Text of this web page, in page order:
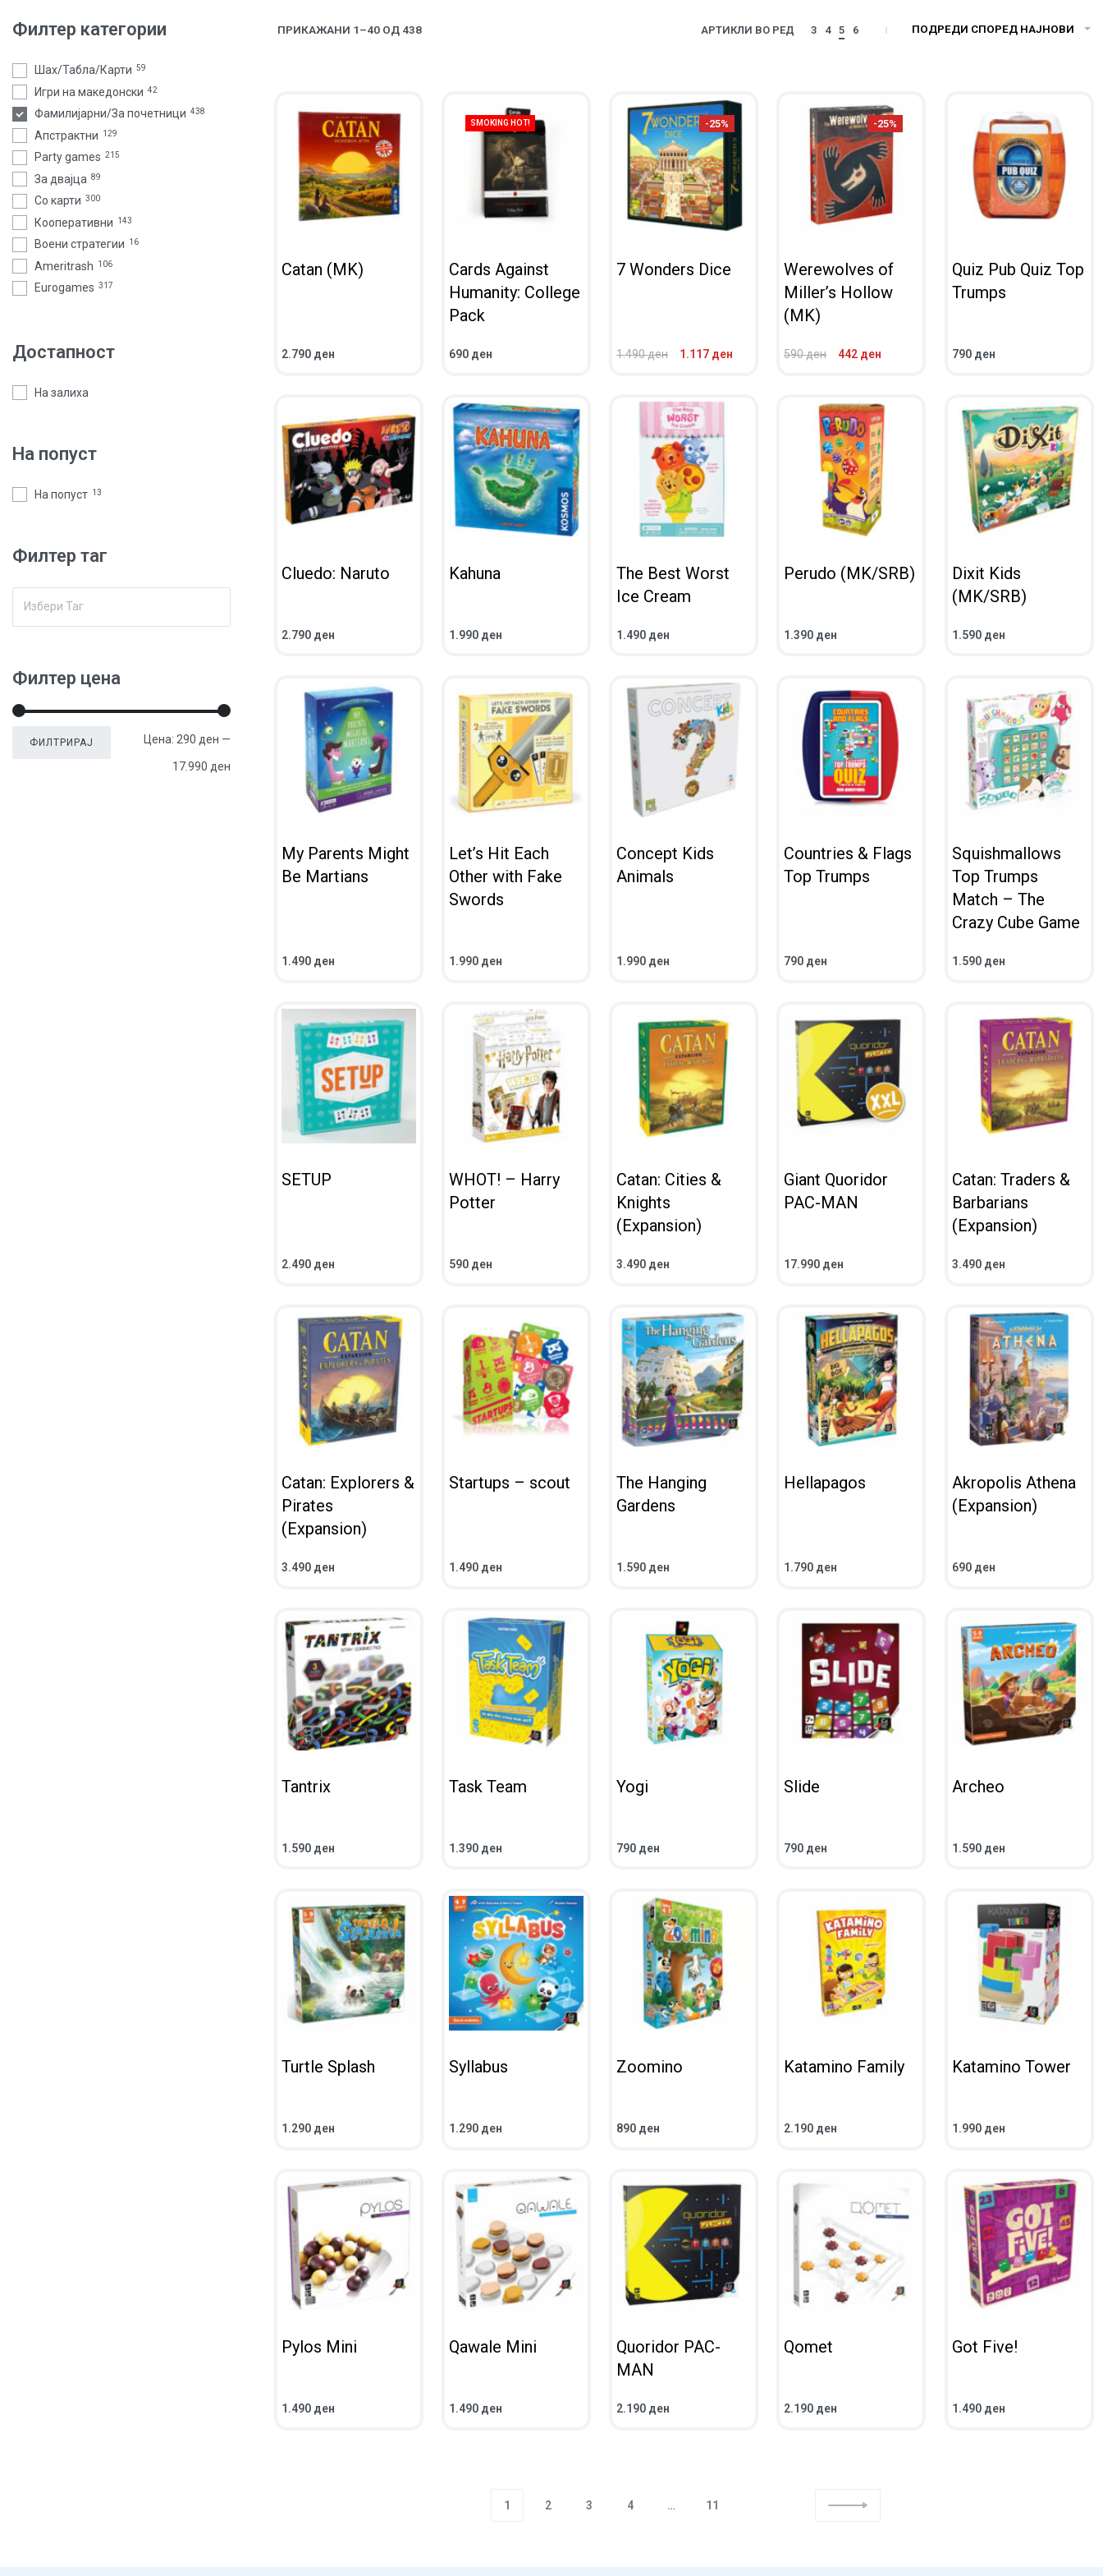
Филтер категории
Шах/Табла/Карти 59
Игри на македонски 42
Фамилијарни/За почетници 438
Апстрактни 129
Party games 215
За двајца 89
Со карти 300
Кооперативни 143
Воени стратегии 16
Ameritrash 106
Eurogames 317
Достапност
На залиха
На попуст
На попуст 13
Филтер таг
Филтер цена
ФИЛТРИРАЈ Цена: 290 ден —
17.990 ден
ПРИКАЖАНИ 1–40 ОД 438 АРТИКЛИ ВО РЕД 3 4 5 6 ПОДРЕДИ СПОРЕД НАЈНОВИ
Catan (MK)
2.790 ден
ВО КОШНИЧКА
SMOKING HOT!
Cards Against
Humanity: College
Pack
690 ден
ВО КОШНИЧКА
-25%
7 Wonders Dice
1.490ден 1.117 ден
ВО КОШНИЧКА
-25%
Werewolves of
Miller’s Hollow
(MK)
590ден 442 ден
ВО КОШНИЧКА
Quiz Pub Quiz Top
Trumps
790 ден
ВО КОШНИЧКА
Cluedo: Naruto
2.790 ден
ВО КОШНИЧКА
Kahuna
1.990 ден
ВО КОШНИЧКА
The Best Worst
Ice Cream
1.490 ден
ВО КОШНИЧКА
Perudo (MK/SRB)
1.390 ден
ВО КОШНИЧКА
Dixit Kids
(MK/SRB)
1.590 ден
ВО КОШНИЧКА
My Parents Might
Be Martians
1.490 ден
ВО КОШНИЧКА
Let’s Hit Each
Other with Fake
Swords
1.990 ден
ВО КОШНИЧКА
Concept Kids
Animals
1.990 ден
ВО КОШНИЧКА
Countries & Flags
Top Trumps
790 ден
ВО КОШНИЧКА
Squishmallows
Top Trumps
Match – The
Crazy Cube Game
1.590 ден
ВО КОШНИЧКА
SETUP
2.490 ден
ВО КОШНИЧКА
WHOT! – Harry
Potter
590 ден
ВО КОШНИЧКА
Catan: Cities &
Knights
(Expansion)
3.490 ден
ВО КОШНИЧКА
Giant Quoridor
PAC-MAN
17.990 ден
ВО КОШНИЧКА
Catan: Traders &
Barbarians
(Expansion)
3.490 ден
ВО КОШНИЧКА
Catan: Explorers &
Pirates
(Expansion)
3.490 ден
ВО КОШНИЧКА
Startups – scout
1.490 ден
ВО КОШНИЧКА
The Hanging
Gardens
1.590 ден
ВО КОШНИЧКА
Hellapagos
1.790 ден
ВО КОШНИЧКА
Akropolis Athena
(Expansion)
690 ден
ВО КОШНИЧКА
Tantrix
1.590 ден
ВО КОШНИЧКА
Task Team
1.390 ден
ВО КОШНИЧКА
Yogi
790 ден
ВО КОШНИЧКА
Slide
790 ден
ВО КОШНИЧКА
Archeo
1.590 ден
ВО КОШНИЧКА
Turtle Splash
1.290 ден
ВО КОШНИЧКА
Syllabus
1.290 ден
ВО КОШНИЧКА
Zoomino
890 ден
ВО КОШНИЧКА
Katamino Family
2.190 ден
ВО КОШНИЧКА
Katamino Tower
1.990 ден
ВО КОШНИЧКА
Pylos Mini
1.490 ден
ВО КОШНИЧКА
Qawale Mini
1.490 ден
ВО КОШНИЧКА
Quoridor PAC-
MAN
2.190 ден
ВО КОШНИЧКА
Qomet
2.190 ден
ВО КОШНИЧКА
Got Five!
1.490 ден
ВО КОШНИЧКА
1 2 3 4 … 11